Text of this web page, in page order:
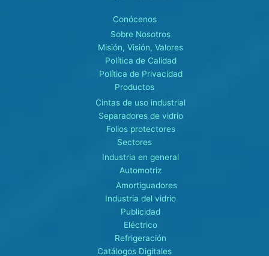
Conócenos
Sobre Nosotros
Misión, Visión, Valores
Política de Calidad
Política de Privacidad
Productos
Cintas de uso industrial
Separadores de vidrio
Folios protectores
Sectores
Industria en general
Automotriz
Amortiguadores
Industria del vidrio
Publicidad
Eléctrico
Refrigeración
Catálogos Digitales